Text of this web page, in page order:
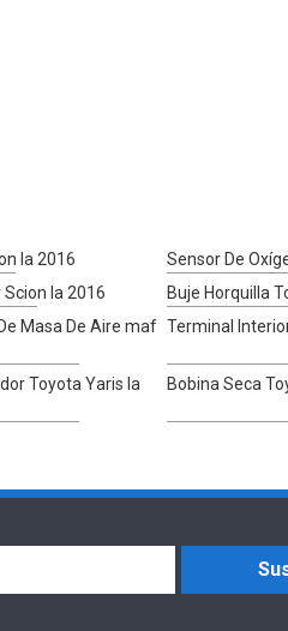
Ia 2016
Sensor De
Ia 2016
Buje Horquilla
Masa De Aire maf Terminal
Toyota Yaris Ia
Bobina Seca